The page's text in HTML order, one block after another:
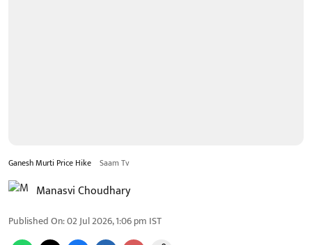
Ganesh Murti Price Hike Saam Tv
Manasvi Choudhary
Published On:02 Jul 2026, 1:06 pm IST